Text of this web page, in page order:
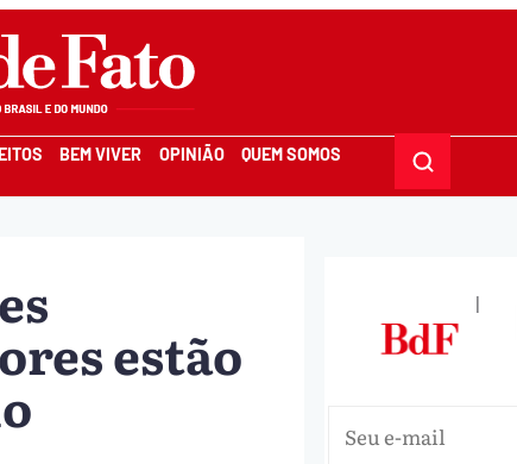
BEM VIVER OPINIÃO QUEM SOMOS
estão
|